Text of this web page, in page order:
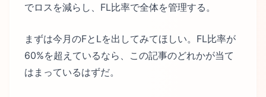
でロスを減らし、FL比率で全体を管理する。
まずは今月のFとLを出してみてほしい。FL比率が
60%を超えているなら、この記事のどれかが当て
はまっているはずだ。